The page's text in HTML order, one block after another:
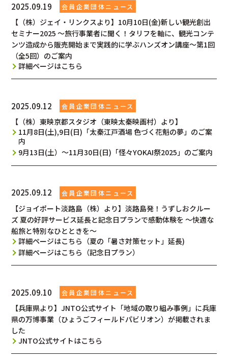
2025.09.19
【（株）ジェイ・リンクスより】10月10日(金)新しい観光創出
セミナー2025 ～旅行事業者に聞く！タリフを軸に、観光コンテ
ンツ造成から販売開始まで実践的に学ぶハンズオン講座～第1回
（全5回）のご案内
詳細ページはこちら
2025.09.12
【（株）東映京都スタジオ（東映太秦映画村）より】
11月8日(土),9日(日)「太秦江戸酒場 色づく花魁の夢」のご案
内
9月13日(土）～11月30日(日)「怪々YOKAI祭2025」のご案内
2025.09.12
【ジョイポート淡路島（株）より】淡路島発！うずしおクルー
ズ 夏の好評サービス延長と記念日プランで感動体験を 〜快適な
船旅と特別なひとときを～
詳細ページはこちら（夏の「暑さ対策セット」延長)
詳細ページはこちら（記念日プラン）
2025.09.10
【兵庫県より】JNTO公式サイト「地域の取り組み事例」に兵庫
県の万博事業（ひょうごフィールドパビリオン）が掲載されま
した
JNTO公式サイトはこちら